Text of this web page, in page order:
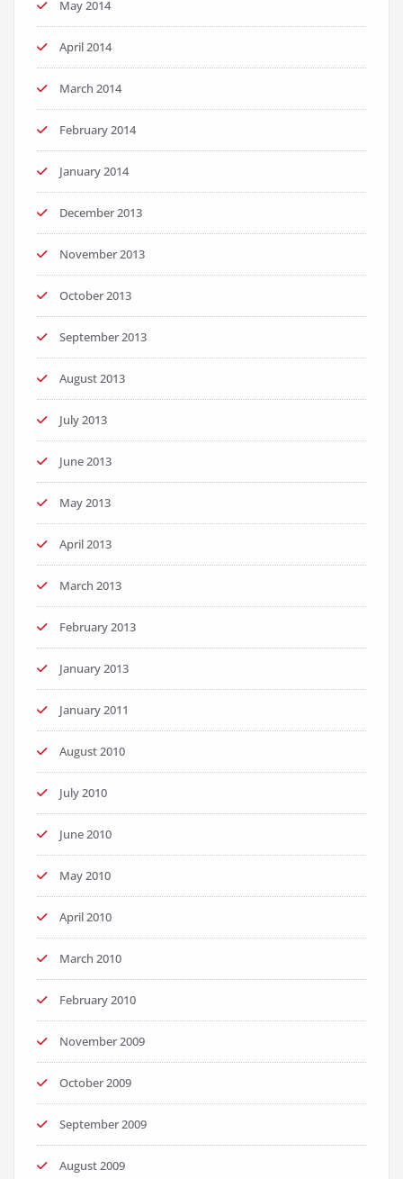
May 2014
April 2014
March 2014
February 2014
January 2014
December 2013
November 2013
October 2013
September 2013
August 2013
July 2013
June 2013
May 2013
April 2013
March 2013
February 2013
January 2013
January 2011
August 2010
July 2010
June 2010
May 2010
April 2010
March 2010
February 2010
November 2009
October 2009
September 2009
August 2009